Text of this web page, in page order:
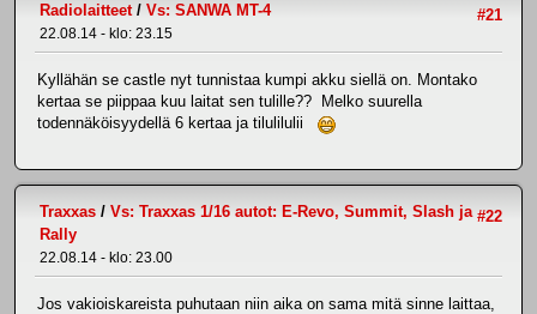
#21
Radiolaitteet/ Vs: SANWA MT-4
22.08.14 - klo: 23.15
Kyllähän se castle nyt tunnistaa kumpi akku siellä on. Montako
kertaa se piippaa kuu laitat sen tulille?? Melko suurella
todennäköisyydellä 6 kertaa ja tilulilulii
#22
Traxxas / Vs: Traxxas 1/16 autot: E-Revo, Summit, Slash ja
Rally
22.08.14 - klo: 23.00
Jos vakioiskareista puhutaan niin aika on sama mitä sinne laittaa,